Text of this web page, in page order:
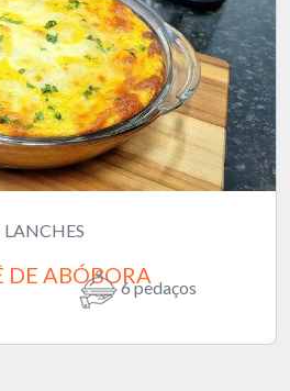
LANCHES
DE ABÓBORA6 pedaços